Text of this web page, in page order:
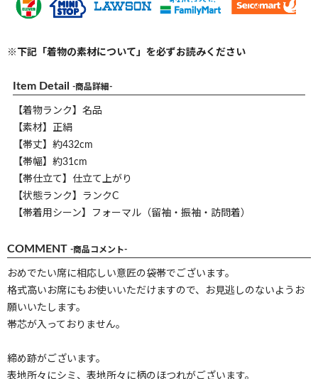
※下記「着物の素材について」を必ずお読みください
Item Detail -商品詳細-
【着物ランク】名品
【素材】正絹
【帯丈】約432cm
【帯幅】約31cm
【帯仕立て】仕立て上がり
【状態ランク】ランクC
【帯着用シーン】フォーマル（留袖・振袖・訪問着）
COMMENT -商品コメント-
おめでたい席に相応しい意匠の袋帯でございます。
格式高いお席にもお使いいただけますので、お見逃しのないようお
願いいたします。
帯芯が入っておりません。
締め跡がございます。
表地所々にシミ、表地所々に柄のほつれがございます。